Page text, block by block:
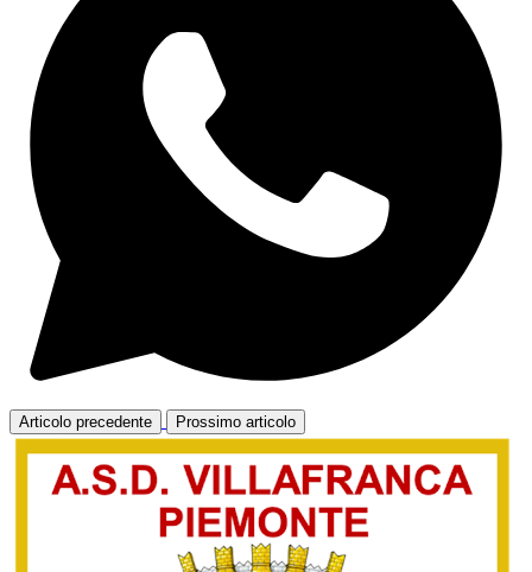
Articolo precedente Prossimo articolo